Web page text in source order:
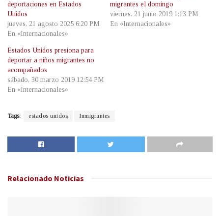
deportaciones en Estados
Unidos
jueves, 21 agosto 2025 6:20 PM
En «Internacionales»
migrantes el domingo
viernes, 21 junio 2019 1:13 PM
En «Internacionales»
Estados Unidos presiona para
deportar a niños migrantes no
acompañados
sábado, 30 marzo 2019 12:54 PM
En «Internacionales»
Tags: estados unidos Inmigrantes
Relacionado Noticias